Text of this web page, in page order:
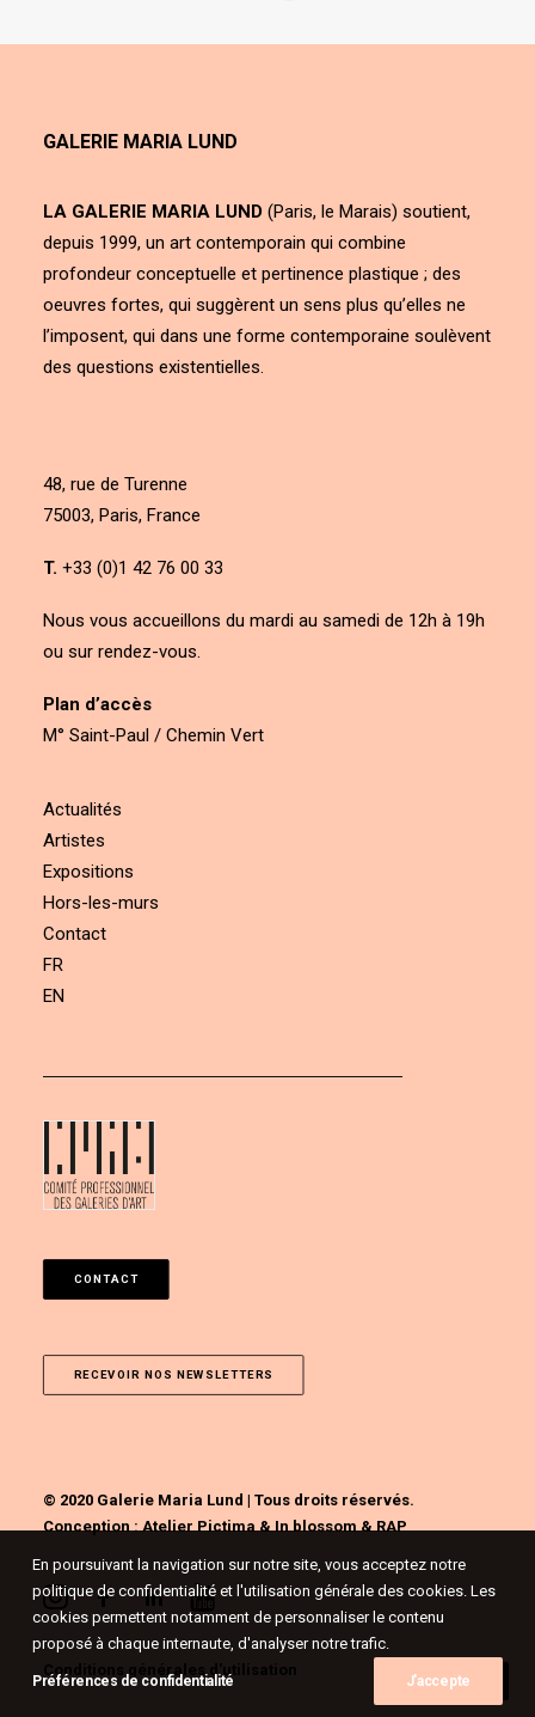
GALERIE MARIA LUND
LA GALERIE MARIA LUND (Paris, le Marais) soutient,
depuis 1999, un art contemporain qui combine
profondeur conceptuelle et pertinence plastique ; des
oeuvres fortes, qui suggèrent un sens plus qu’elles ne
l’imposent, qui dans une forme contemporaine soulèvent
des questions existentielles.
48, rue de Turenne
75003, Paris, France
T. +33 (0)1 42 76 00 33
Nous vous accueillons du mardi au samedi de 12h à 19h
ou sur rendez-vous.
Plan d’accès
M° Saint-Paul / Chemin Vert
Actualités
Artistes
Expositions
Hors-les-murs
Contact
FR
EN
CONTACT
RECEVOIR NOS NEWSLETTERS
© 2020 Galerie Maria Lund | Tous droits réservés.
Conception :Atelier Pictima&In blossom&RAP
Conditions générales d'utilisation
En poursuivant la navigation sur notre site, vous acceptez notre
politique de confidentialité et l'utilisation générale des cookies. Les
cookies permettent notamment de personnaliser le contenu
proposé à chaque internaute, d'analyser notre trafic.
Préférences de confidentialité J'accepte